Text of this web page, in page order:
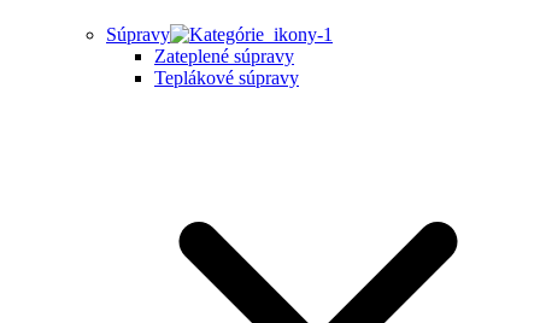
Súpravy
Zateplené súpravy
Teplákové súpravy